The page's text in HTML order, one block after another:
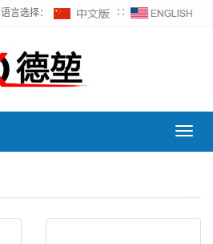
语言选择： ∷
导